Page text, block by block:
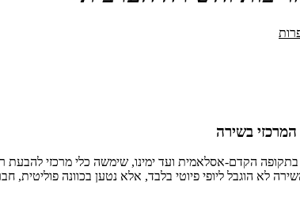
בשירה
הקדם-אסלאמית ועד ימינו, שימשה כלי מרכזי להבעת
לא הוגבל ליופי פיוטי בלבד, אלא נטען בכוונה פוליטית,